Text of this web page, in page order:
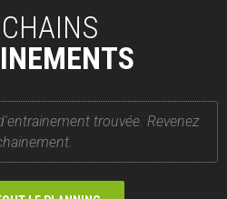
trouvée. Revenez